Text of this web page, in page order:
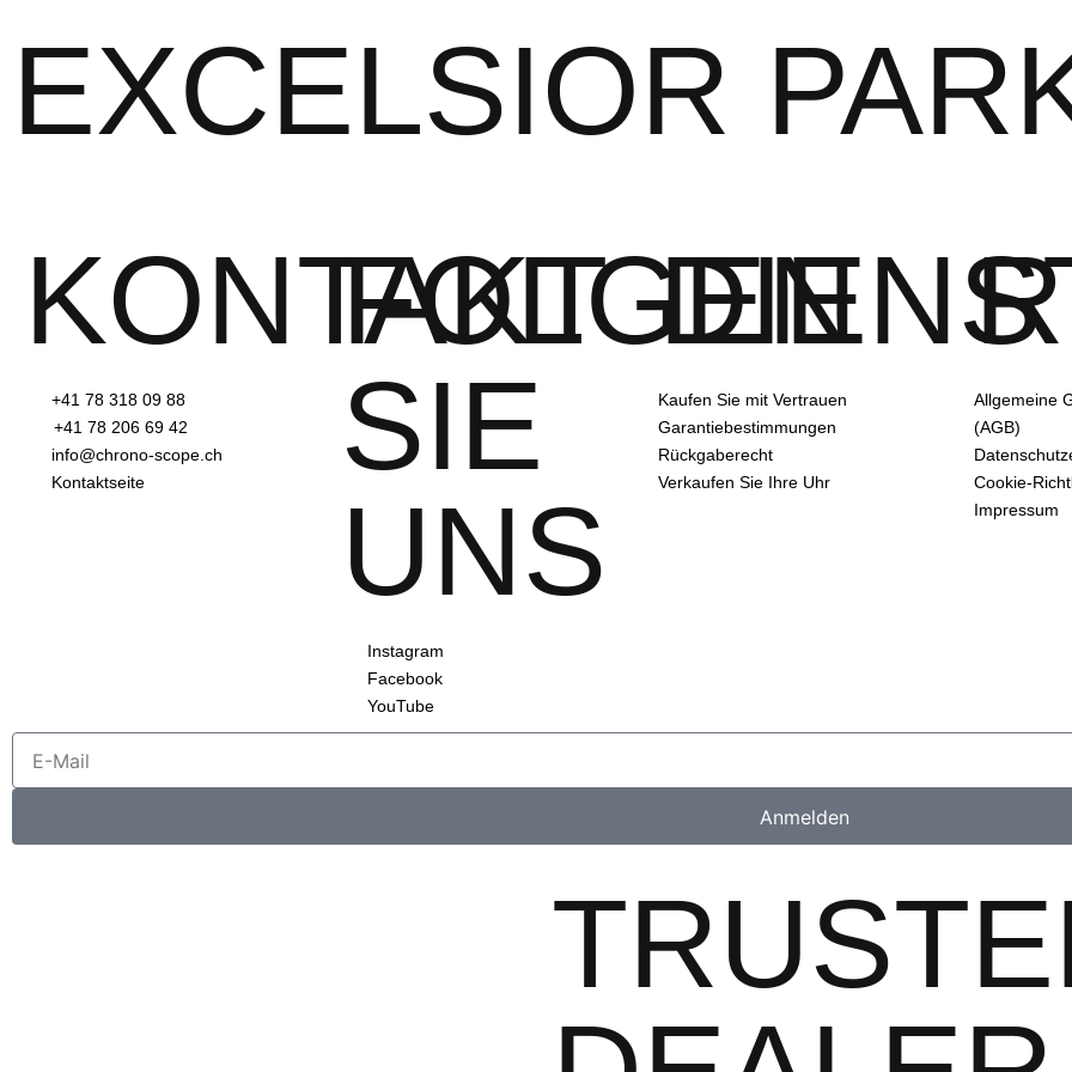
EXCELSIOR
KONTAKT
+41 78 318 09 88
+41 78 206 69 42
info@chrono-scope.ch
Kontaktseite
FOLGEN
SIE
UNS
Instagram
Facebook
YouTube
Kaufen Sie mit Vertrauen
Garantiebestimmungen
Rückgaberecht
Verkaufen Sie Ihre Uhr
Allgemeine
(AGB)
Cookie-
Impressum
Anmelden